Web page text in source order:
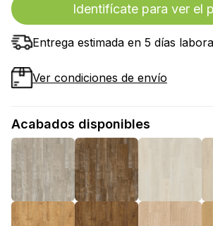
Identifícate para ver el
Entrega estimada en 5 días
Ver condiciones de envío
Acabados disponibles